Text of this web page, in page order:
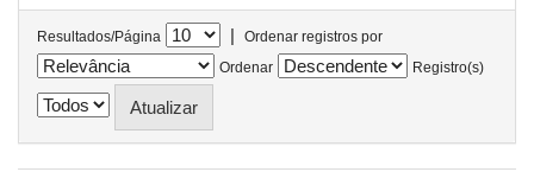
Resultados/Página |
Ordenar registros por
Ordenar
Registro(s)